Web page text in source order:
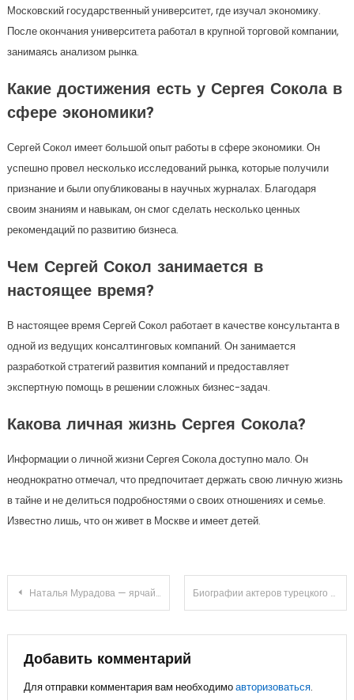
Московский государственный университет, где изучал экономику.
После окончания университета работал в крупной торговой компании,
занимаясь анализом рынка.
Какие достижения есть у Сергея Сокола в
сфере экономики?
Сергей Сокол имеет большой опыт работы в сфере экономики. Он
успешно провел несколько исследований рынка, которые получили
признание и были опубликованы в научных журналах. Благодаря
своим знаниям и навыкам, он смог сделать несколько ценных
рекомендаций по развитию бизнеса.
Чем Сергей Сокол занимается в
настоящее время?
В настоящее время Сергей Сокол работает в качестве консультанта в
одной из ведущих консалтинговых компаний. Он занимается
разработкой стратегий развития компаний и предоставляет
экспертную помощь в решении сложных бизнес-задач.
Какова личная жизнь Сергея Сокола?
Информации о личной жизни Сергея Сокола доступно мало. Он
неоднократно отмечал, что предпочитает держать свою личную жизнь
в тайне и не делиться подробностями о своих отношениях и семье.
Известно лишь, что он живет в Москве и имеет детей.
Навигация
по
записям
Наталья Мурадова — ярчайшая личность в мире спорта — удивительная биография, впечатляющие достижения и непререкаемые секреты успеха! Биографии актеров турецкого сериала Ветреный — узнайте все о главных героях!
Добавить комментарий
Для отправки комментария вам необходимоавторизоваться.